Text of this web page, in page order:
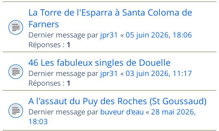
La Torre de l'Esparra à Santa Coloma de
Farners
Dernier message par jpr31 « 05 juin 2026, 18:06
Réponses : 1
46 Les fabuleux singles de Douelle
Dernier message par jpr31 « 03 juin 2026, 11:17
Réponses : 1
A l'assaut du Puy des Roches (St Goussaud)
Dernier message par buveur d'eau « 28 mai 2026,
18:03